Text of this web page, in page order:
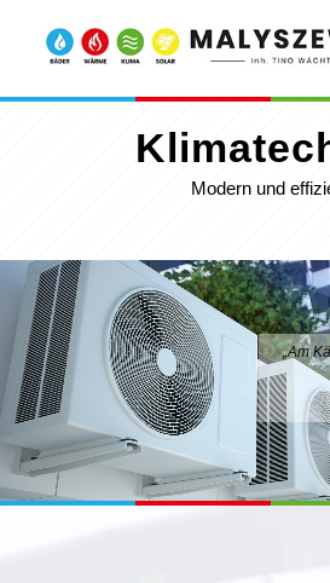
Modern und
„Am
... Nicht immer!